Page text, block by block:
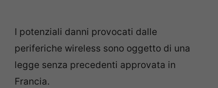
I potenziali danni provocati dalle
periferiche wireless sono oggetto di una
legge senza precedenti approvata in
Francia.